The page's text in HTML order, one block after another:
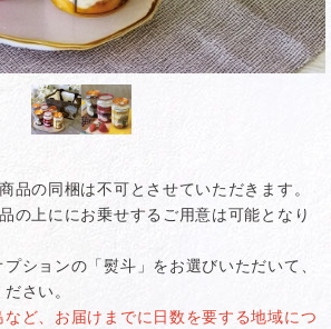
品の同梱は不可とさせていただきます。
の上ににお乗せするご用意は可能となり
ションの「熨斗」をお選びいただいて、
さい。
など、お届けまでに日数を要する地域につ